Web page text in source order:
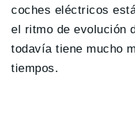
coches eléctricos
el ritmo de evolución
todavía tiene mucho
tiempos.